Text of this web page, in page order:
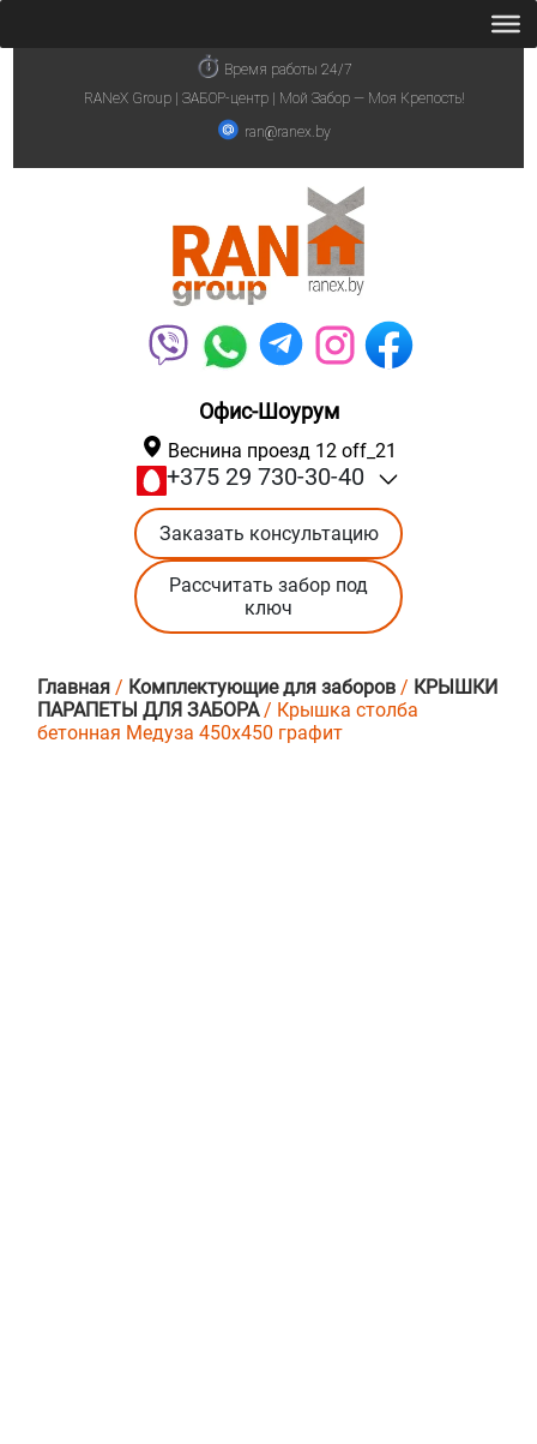
Время работы 24/7
RANeX Group | ЗАБОР-центр | Мой Забор — Моя Крепость!
ran@ranex.by
Офис-Шоурум
Веснина проезд 12 off_21
+375 29 730-30-40
Заказать консультацию
Рассчитать забор под
ключ
Главная / Комплектующие для заборов / КРЫШКИ
ПАРАПЕТЫ ДЛЯ ЗАБОРА/ Крышка столба
бетонная Медуза 450х450 графит